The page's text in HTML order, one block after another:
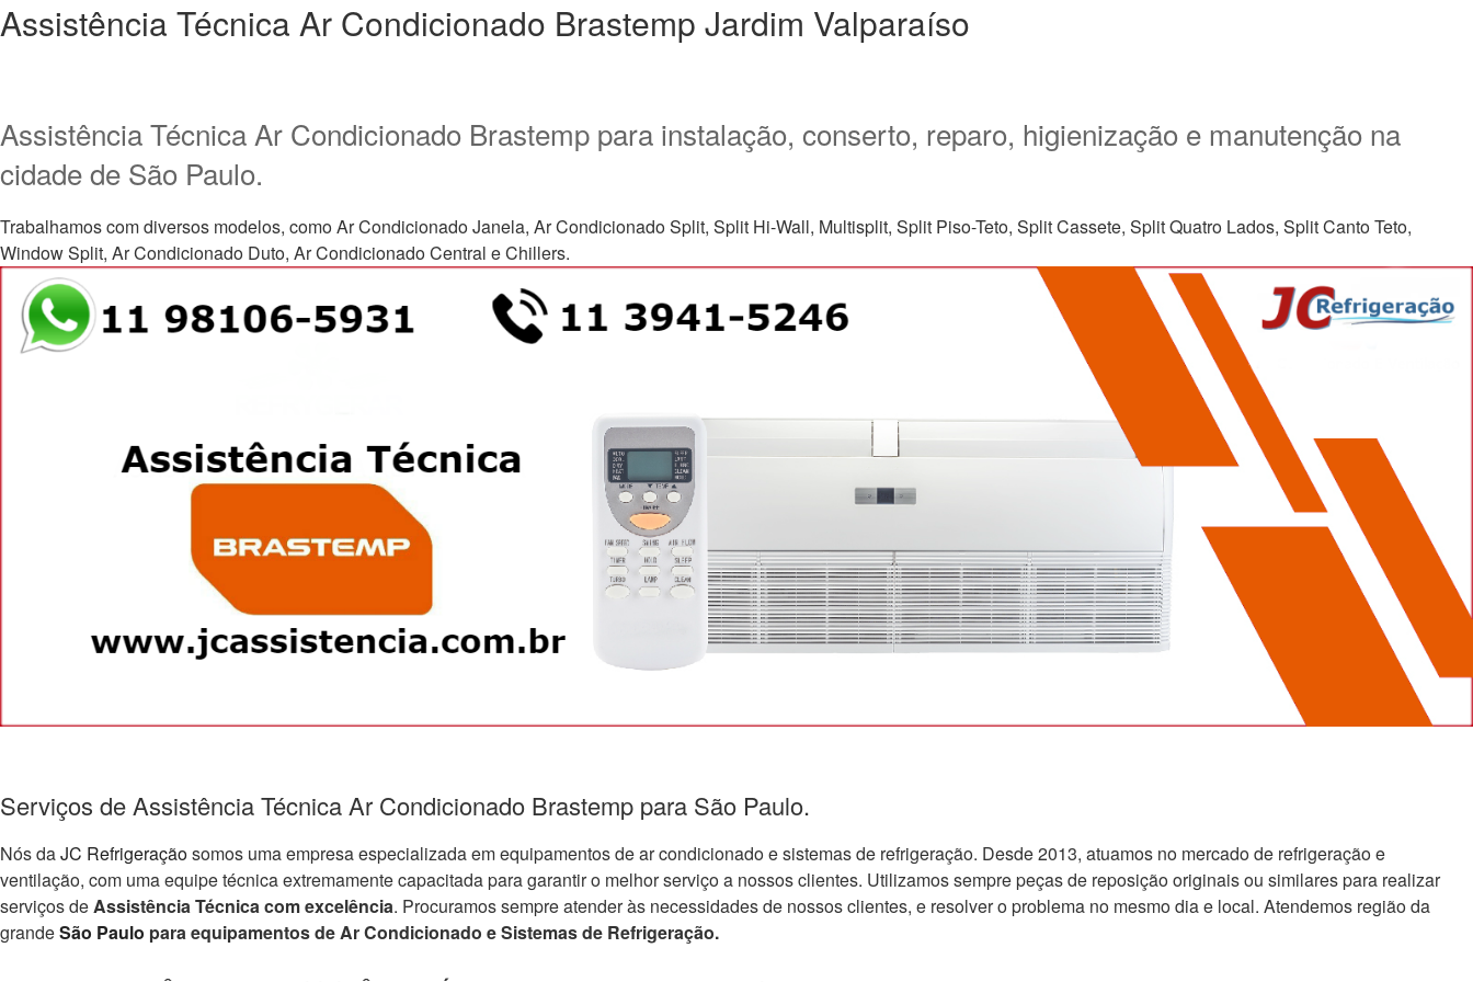
Assistência Técnica Ar Condicionado Brastemp Jardim Valparaíso
Assistência Técnica Ar Condicionado Brastemp para instalação, conserto, reparo, higienização e manutenção na
cidade de São Paulo.
Trabalhamos com diversos modelos, como Ar Condicionado Janela, Ar Condicionado Split, Split Hi-Wall, Multisplit, Split Piso-Teto, Split Cassete, Split Quatro Lados, Split Canto Teto,
Window Split, Ar Condicionado Duto, Ar Condicionado Central e Chillers.
Serviços de Assistência Técnica Ar Condicionado Brastemp para São Paulo.
Nós daJC Refrigeraçãosomos uma empresa especializada em equipamentos de ar condicionado e sistemas de refrigeração. Desde 2013, atuamos no mercado de refrigeração e
ventilação, com uma equipe técnica extremamente capacitada para garantir o melhor serviço a nossos clientes. Utilizamos sempre peças de reposição originais ou similares para realizar
serviços de Assistência Técnica com excelência. Procuramos sempre atender às necessidades de nossos clientes, e resolver o problema no mesmo dia e local. Atendemos região da
grandeSão Paulo para equipamentos de Ar Condicionado e Sistemas de Refrigeração.